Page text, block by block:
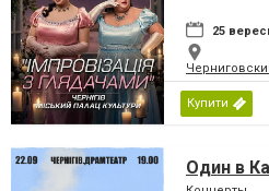
25
Купити
Один в